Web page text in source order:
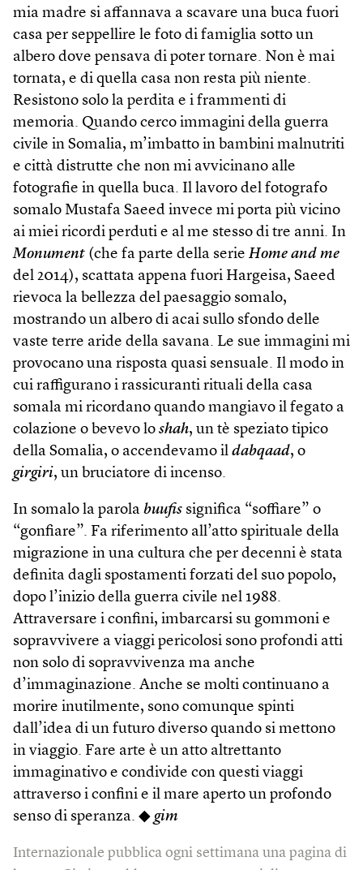
mia madre si affannava a scavare una buca fuori
casa per seppellire le foto di famiglia sotto un
albero dove pensava di poter tornare. Non è mai
tornata, e di quella casa non resta più niente.
Resistono solo la perdita e i frammenti di
memoria. Quando cerco immagini della guerra
civile in Somalia, m’imbatto in bambini malnutriti
e città distrutte che non mi avvicinano alle
fotografie in quella buca. Il lavoro del fotografo
somalo Mustafa Saeed invece mi porta più vicino
ai miei ricordi perduti e al me stesso di tre anni. In
Monument (che fa parte della serie Home and me
del 2014), scattata appena fuori Hargeisa, Saeed
rievoca la bellezza del paesaggio somalo,
mostrando un albero di acai sullo sfondo delle
vaste terre aride della savana. Le sue immagini mi
provocano una risposta quasi sensuale. Il modo in
cui raffigurano i rassicuranti rituali della casa
somala mi ricordano quando mangiavo il fegato a
colazione o bevevo lo shah, un tè speziato tipico
della Somalia, o accendevamo il dabqaad, o
girgiri, un bruciatore di incenso.
In somalo la parola buufis significa “soffiare” o
“gonfiare”. Fa riferimento all’atto spirituale della
migrazione in una cultura che per decenni è stata
definita dagli spostamenti forzati del suo popolo,
dopo l’inizio della guerra civile nel 1988.
Attraversare i confini, imbarcarsi su gommoni e
sopravvivere a viaggi pericolosi sono profondi atti
non solo di sopravvivenza ma anche
d’immaginazione. Anche se molti continuano a
morire inutilmente, sono comunque spinti
dall’idea di un futuro diverso quando si mettono
in viaggio. Fare arte è un atto altrettanto
immaginativo e condivide con questi viaggi
attraverso i confini e il mare aperto un profondo
senso di speranza. ◆ gim
Internazionale pubblica ogni settimana una pagina di